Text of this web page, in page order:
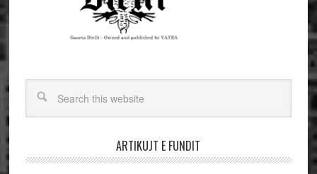
ARTIKUJT E FUNDIT